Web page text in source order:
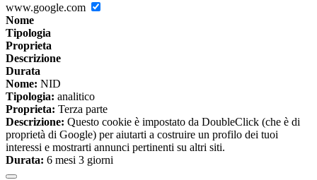
www.google.com
Nome
Tipologia
Proprieta
Descrizione
Durata
Nome: NID
Tipologia: analitico
Proprieta: Terza parte
Descrizione: Questo cookie è impostato da DoubleClick (che è di
proprietà di Google) per aiutarti a costruire un profilo dei tuoi
interessi e mostrarti annunci pertinenti su altri siti.
Durata: 6 mesi 3 giorni